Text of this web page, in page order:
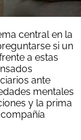
central en la
si un
a estas
ante
mentales
y la prima